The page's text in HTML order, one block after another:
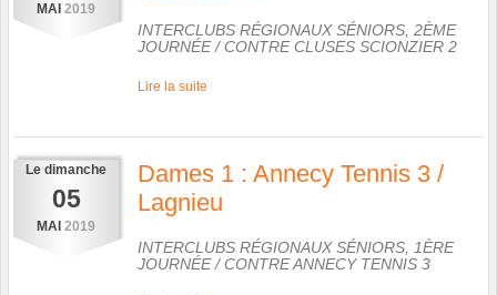
MAI 2019
INTERCLUBS RÉGIONAUX SÉNIORS, 2ÈME
JOURNÉE/ CONTRECLUSES SCIONZIER 2
Lire la suite
Le dimanche
05
MAI 2019
Dames 1 : Annecy Tennis 3 /
Lagnieu
INTERCLUBS RÉGIONAUX SÉNIORS, 1ÈRE
JOURNÉE/ CONTREANNECY TENNIS 3